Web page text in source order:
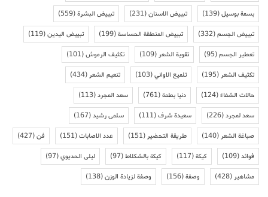
بسمة بوسيل(139) تبييض الاسنان(231) تبييض البشرة(559)
تبييض الجسم(332) تبييض المنطقة الحساسة(199) تبييض اليدين(119)
تعطير الجسم(95) تقوية الشعر(109) تكثيف الرموش(101)
تكثيف الشعر(195) تلميع الاواني(103) تنعيم الشعر(434)
حالات الشفاء(124) دنيا بطمة(761) سعد المجرد(113)
سعد لمجرد(226) سعيدة شرف(111) سلمى رشيد(167)
صباغة الشعر(140) طريقة التحضير(151) عدد الاصابات(151) فن(427)
فوائد(109) كيكة(117) كيكة بالشكلاط(97) ليلى الحديوي(97)
مشاهير(428) وصفة(156) وصفة لزيادة الوزن(138)